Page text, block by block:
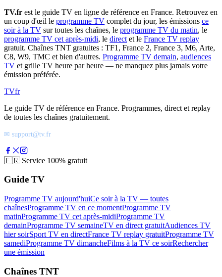
TV.fr est le guide TV en ligne de référence en France. Retrouvez en
un coup d'œil le programme TV complet du jour, les émissions ce
soir à la TV sur toutes les chaînes, le programme TV du matin, le
programme TV cet après-midi, le direct et le France TV replay
gratuit. Chaînes TNT gratuites : TF1, France 2, France 3, M6, Arte,
C8, W9, TMC et bien d'autres. Programme TV demain, audiences
TV et grille TV heure par heure — ne manquez plus jamais votre
émission préférée.
TVfr
Le guide TV de référence en France. Programmes, direct et replay
de toutes les chaînes gratuitement.
✉ support@tv.fr
🇫🇷 Service 100% gratuit
Guide TV
Programme TV aujourd'huiCe soir à la TV — toutes
chaînesProgramme TV en ce momentProgramme TV
matinProgramme TV cet après-midiProgramme TV
demainProgramme TV semaineTV en direct gratuitAudiences TV
hier soirSport TV en directFrance TV replay gratuitProgramme TV
samediProgramme TV dimancheFilms à la TV ce soirRechercher
une émission
Chaînes TNT